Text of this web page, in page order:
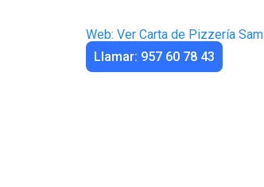
Web: Ver Carta de Pizzería
Llamar: 957 60 78 43